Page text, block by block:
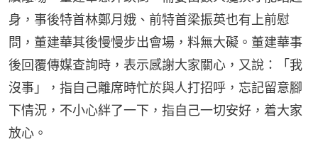
身，事後特首林鄭月娥、前特首梁振英也有上前慰
問，董建華其後慢慢步出會場，料無大礙。董建華事
後回覆傳媒查詢時，表示感謝大家關心，又說：「我
沒事」，指自己離席時忙於與人打招呼，忘記留意腳
下情況，不小心絆了一下，指自己一切安好，着大家
放心。